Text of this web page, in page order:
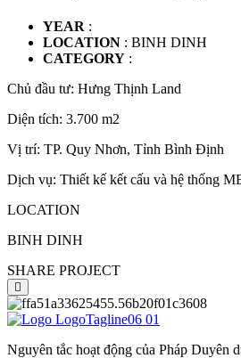
YEAR :
LOCATION : BINH DINH
CATEGORY :
Chủ đầu tư: Hưng Thịnh Land
Diện tích: 3.700 m2
Vị trí: TP. Quy Nhơn, Tỉnh Bình Định
Dịch vụ: Thiết kế kết cấu và hệ thống
LOCATION
BINH DINH
SHARE PROJECT
Nguyên tắc hoạt động của Pháp Duyên